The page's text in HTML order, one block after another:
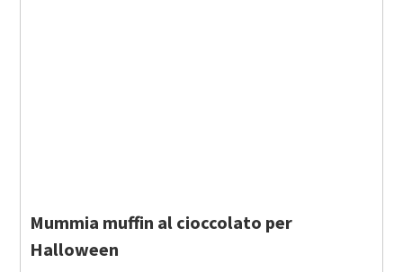
Mummia muffin al cioccolato per
Halloween